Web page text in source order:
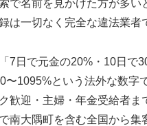
で名前を見かけた方が多い
は一切なく完全な違法業者
7日で元金の20%・10日で
〜1095%という法外な数字
歓迎・主婦・年金受給者ま
南大隅町を含む全国から集